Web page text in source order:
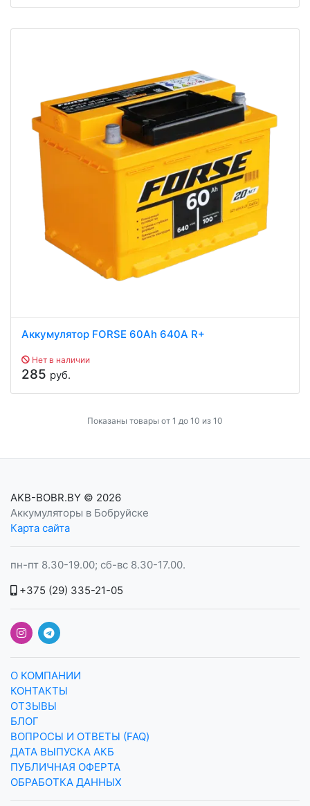
Аккумулятор FORSE 60Ah 640A R+
Нет в наличии
285 руб.
Показаны товары от 1 до 10 из 10
AKB-BOBR.BY © 2026
Аккумуляторы в Бобруйске
Карта сайта
пн-пт 8.30-19.00; сб-вс 8.30-17.00.
+375 (29) 335-21-05
О КОМПАНИИ
КОНТАКТЫ
ОТЗЫВЫ
БЛОГ
ВОПРОСЫ И ОТВЕТЫ (FAQ)
ДАТА ВЫПУСКА АКБ
ПУБЛИЧНАЯ ОФЕРТА
ОБРАБОТКА ДАННЫХ